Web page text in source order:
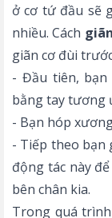
ở cơ tứ đầu sẽ
nhiều. Cách
giãn cơ đùi
- Đầu tiên, bạn
bằng tay tương
- Bạn hóp
- Tiếp theo bạn
động tác này
bên chân kia.
Trong quá